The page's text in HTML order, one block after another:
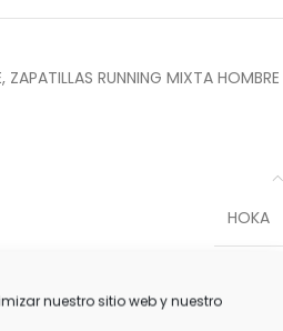
nuestro sitio web y nuestro
, ZAPATILLAS RUNNING MIXTA HOMBRE
HOKA
USA ,11 USA,8.5 USA,9 USA,9.5 USA